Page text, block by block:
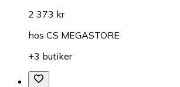
2 373 kr
hos CS MEGASTORE
+3 butiker